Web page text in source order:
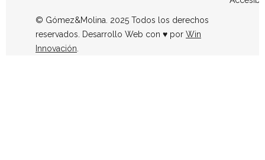
© Gómez&Molina. 2025 Todos los derechos
reservados. Desarrollo Web con ♥ por Win
Innovación